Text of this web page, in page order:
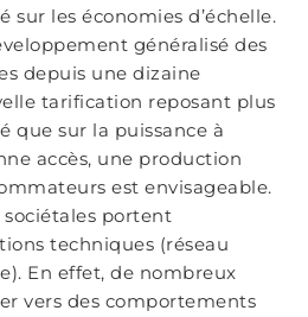
les économies d’échelle.
généralisé des
depuis une dizaine
tarification reposant plus
que sur la puissance à
accès, une production
est envisageable.
portent
techniques (réseau
En effet, de nombreux
vers des comportements